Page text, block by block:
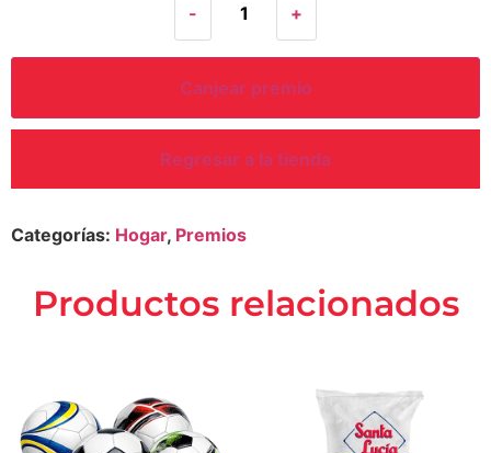
- +
Canjear premio
Regresar a la tienda
Categorías: Hogar, Premios
productos relacionados